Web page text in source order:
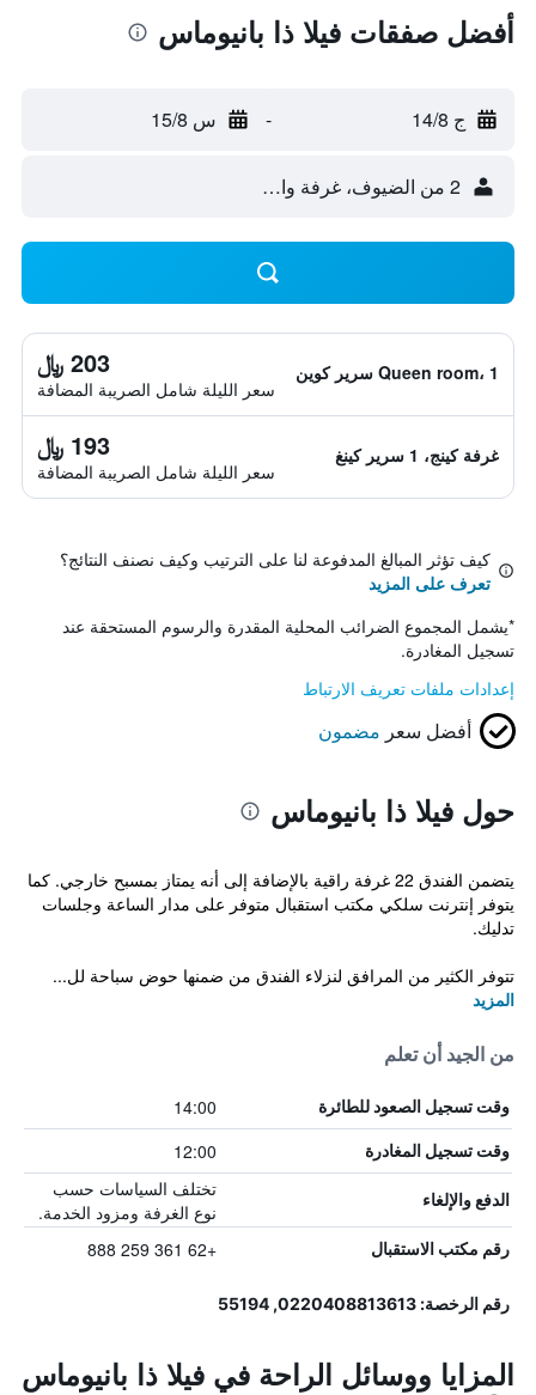
أفضل صفقات فيلا ذا بانيوماس
ج 14/8 - س 15/8
2 من الضيوف، غرفة واحدة
Queen room، 1 سرير كوين 203 ﷼
سعر الليلة شامل الصريبة المضافة
غرفة كينج، 1 سرير كينغ 193 ﷼
سعر الليلة شامل الصريبة المضافة
كيف تؤثر المبالغ المدفوعة لنا على الترتيب وكيف نصنف النتائج؟
تعرف على المزيد
*يشمل المجموع الضرائب المحلية المقدرة والرسوم المستحقة عند
تسجيل المغادرة.
إعدادات ملفات تعريف الارتباط
أفضل سعر مضمون
حول فيلا ذا بانيوماس
يتضمن الفندق 22 غرفة راقية بالإضافة إلى أنه يمتاز بمسبح خارجي. كما
يتوفر إنترنت سلكي مكتب استقبال متوفر على مدار الساعة وجلسات
تدليك.
تتوفر الكثير من المرافق لنزلاء الفندق من ضمنها حوض سباحة لل...
المزيد
من الجيد أن تعلم
وقت تسجيل الصعود للطائرة 14:00
وقت تسجيل المغادرة 12:00
الدفع والإلغاء
تختلف السياسات حسب
نوع الغرفة ومزود الخدمة.
رقم مكتب الاستقبال +62 361 259 888
رقم الرخصة: 0220408813613, 55194
المزايا ووسائل الراحة في فيلا ذا بانيوماس